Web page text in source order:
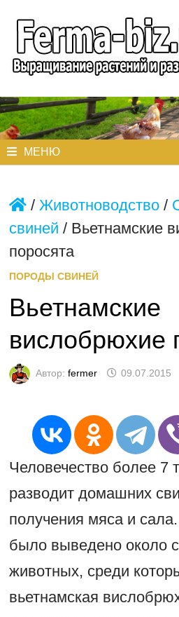
содержимому
МЕНЮ
/ Животноводство/
свиней / Вьетнамские
поросята
ПОРОДЫ СВИНЕЙ
Вьетнамские
вислобрюхие
Автор: fermer 09.07.2015
Человечество более 7
разводит домашних
получения мяса и
было выведено около
животных, среди
вьетнамская